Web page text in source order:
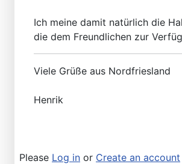
Ich meine damit natürlich die
die dem Freundlichen zur
Viele Grüße aus Nordfriesland
Henrik
Please Log in or Create an account